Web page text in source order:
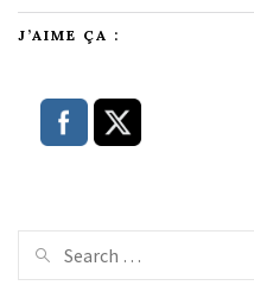
J’AIME ÇA :